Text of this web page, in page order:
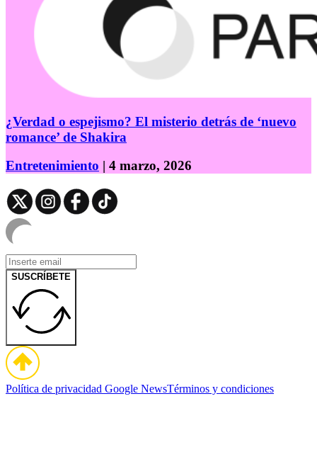
¿Verdad o espejismo? El misterio detrás de ‘nuevo
romance’ de Shakira
Entretenimiento | 4 marzo, 2026
SUSCRÍBETE
Política de privacidad Google NewsTérminos y condiciones